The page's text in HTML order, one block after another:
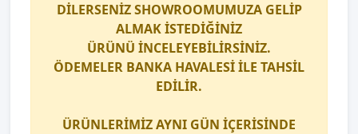
DİLERSENİZ SHOWROOMUMUZA GELİP
ALMAK İSTEDİĞİNİZ
ÜRÜNÜ İNCELEYEBİLİRSİNİZ.
ÖDEMELER BANKA HAVALESİ İLE TAHSİL
EDİLİR.
ÜRÜNLERİMİZ AYNI GÜN İÇERİSİNDE